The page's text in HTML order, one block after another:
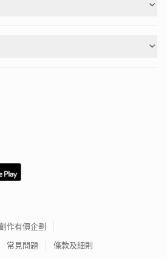
作有價企劃
常見問題 條款及細則